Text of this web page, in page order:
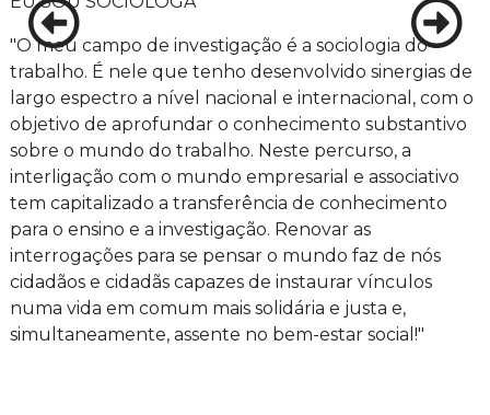
"O meu campo de investigação é a sociologia do
trabalho. É nele que tenho desenvolvido sinergias de
largo espectro a nível nacional e internacional, com o
objetivo de aprofundar o conhecimento substantivo
sobre o mundo do trabalho. Neste percurso, a
interligação com o mundo empresarial e associativo
tem capitalizado a transferência de conhecimento
para o ensino e a investigação. Renovar as
interrogações para se pensar o mundo faz de nós
cidadãos e cidadãs capazes de instaurar vínculos
numa vida em comum mais solidária e justa e,
simultaneamente, assente no bem-estar social!"